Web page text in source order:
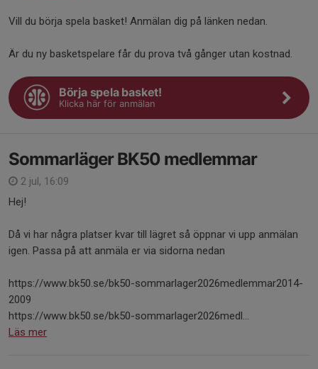
Vill du börja spela basket! Anmälan dig på länken nedan.
Är du ny basketspelare får du prova två gånger utan kostnad.
Börja spela basket!
Klicka här för anmälan
Sommarläger BK50 medlemmar
2 jul, 16:09
Hej!
Då vi har några platser kvar till lägret så öppnar vi upp anmälan
igen. Passa på att anmäla er via sidorna nedan
https://www.bk50.se/bk50-sommarlager2026medlemmar2014-
2009
https://www.bk50.se/bk50-sommarlager2026medl...
Läs mer